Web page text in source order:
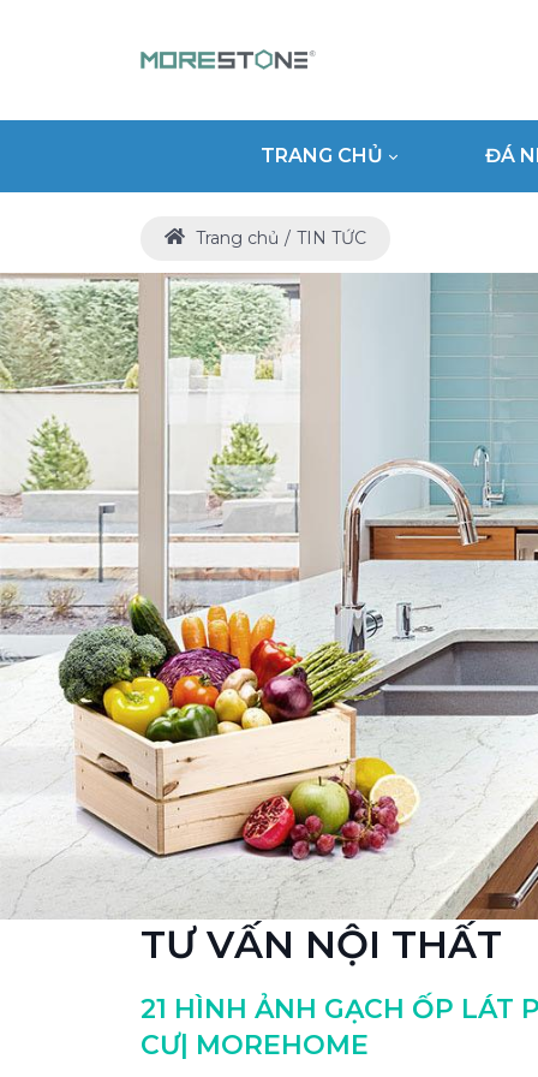
TRANG CHỦ ĐÁ
Trang chủ TIN TỨC
TƯ VẤN NỘI THẤT
21 HÌNH ẢNH GẠCH ỐP LÁT
CƯ| MOREHOME